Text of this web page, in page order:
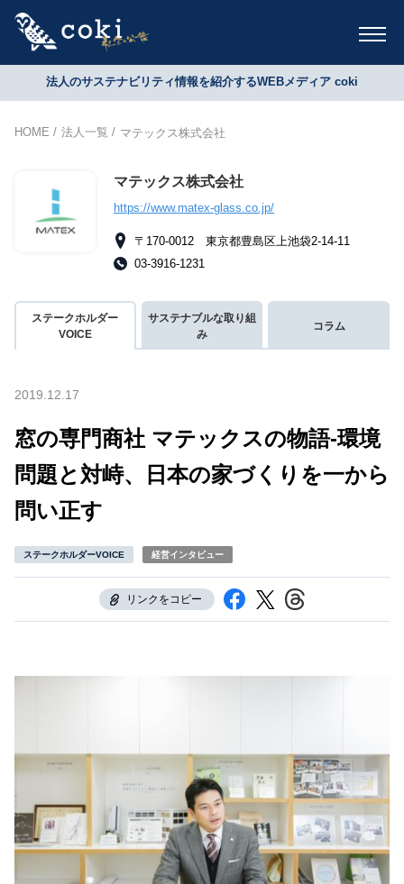
法人のサステナビリティ情報を紹介するWEBメディア coki
HOME 法人一覧 マテックス株式会社
マテックス株式会社
https://www.matex-glass.co.jp/
〒170-0012 東京都豊島区上池袋2-14-11
03-3916-1231
ステークホルダー
VOICE
サステナブルな取り組
み
コラム
2019.12.17
窓の専門商社 マテックスの物語-環境
問題と対峙、日本の家づくりを一から
問い正す
ステークホルダーVOICE 経営インタビュー
リンクをコピー